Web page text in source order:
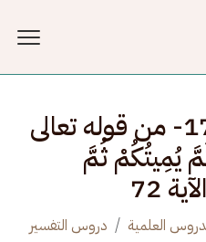
تفسير سورة الحج -17- من قوله تعالى
يُمِيتُكُمْ ثُمَّ
العلمية دروس التفسير